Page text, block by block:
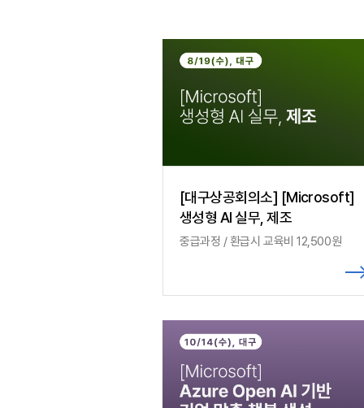
[대구상공회의소] [Microsoft]
생성형 AI 실무, 제조
중급과정 / 환급시 교육비 12,500원